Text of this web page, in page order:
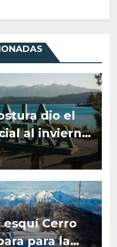
dio el
al invierno
se prepara
de
turística
esquí Cerro
para la